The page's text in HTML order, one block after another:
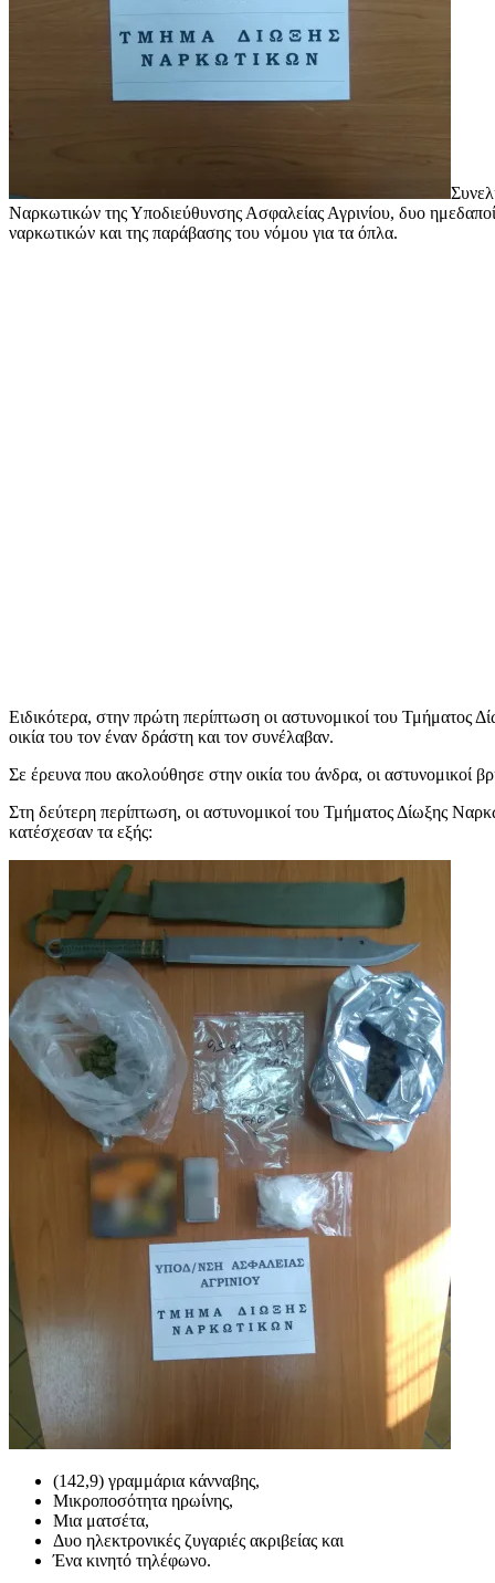
Ναρκωτικών της Υποδιεύθυνσης Ασφαλείας Αγρινίου, δυο
ναρκωτικών και της παράβασης του νόμου για τα όπλα.
Ειδικότερα, στην πρώτη περίπτωση οι αστυνομικοί του Τμήματος
οικία του τον έναν δράστη και τον συνέλαβαν.
Σε έρευνα που ακολούθησε στην οικία του άνδρα, οι αστυνομικοί
Στη δεύτερη περίπτωση, οι αστυνομικοί του Τμήματος Δίωξης
κατέσχεσαν τα εξής:
(142,9) γραμμάρια κάνναβης,
Μικροποσότητα ηρωίνης,
Μια ματσέτα,
Δυο ηλεκτρονικές ζυγαριές ακριβείας και
Ένα κινητό τηλέφωνο.